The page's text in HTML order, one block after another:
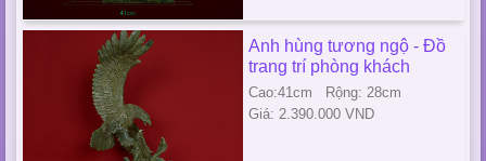
Anh hùng tương ngộ - Đồ
trang trí phòng khách
Cao:41cm Rộng: 28cm
Giá: 2.390.000 VND